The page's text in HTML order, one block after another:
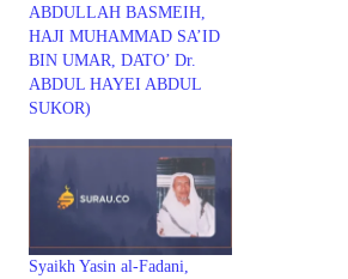
ABDULLAH BASMEIH,
HAJI MUHAMMAD SA’ID
BIN UMAR, DATO’ Dr.
ABDUL HAYEI ABDUL
SUKOR)
Syaikh Yasin al-Fadani,